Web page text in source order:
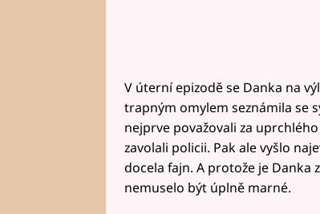
V úterní epizodě se Danka na
trapným omylem seznámila se
nejprve považovali za
zavolali policii. Pak ale vyšlo
docela fajn. A protože je Danka
nemuselo být úplně marné.